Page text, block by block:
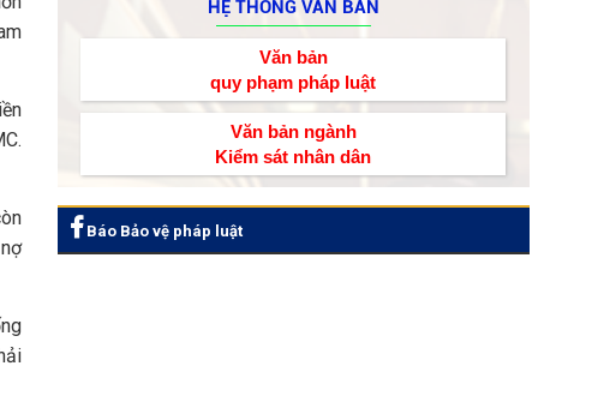
HỆ THỐNG VĂN BẢN
Văn bản
quy phạm pháp luật
Văn bản ngành
Kiểm sát nhân dân
Báo Bảo vệ pháp luật